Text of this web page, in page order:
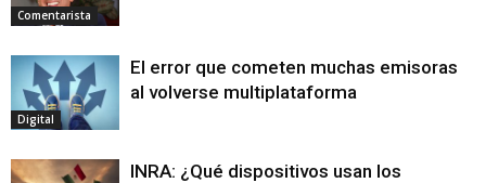
Comentarista
Digital
El error que cometen muchas emisoras
al volverse multiplataforma
INRA: ¿Qué dispositivos usan los